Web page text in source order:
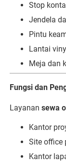
Stop
Jendela
Pintu
Lantai
Meja dan
Fungsi dan
Layanan sewa
Kantor
Site office
Kantor